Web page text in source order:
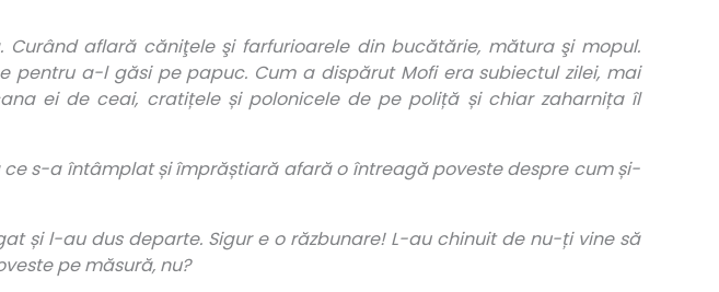
aflară căniţele şi farfurioarele din bucătărie, mătura şi mopul.
a-l găsi pe papuc. Cum a dispărut Mofi era subiectul zilei, mai
ei de ceai, cratițele și polonicele de pe poliță și chiar zaharnița îl
s-a întâmplat și împrăștiară afară o întreagă poveste despre cum și-
și l-au dus departe. Sigur e o răzbunare! L-au chinuit de nu-ți vine să
pe măsură, nu?